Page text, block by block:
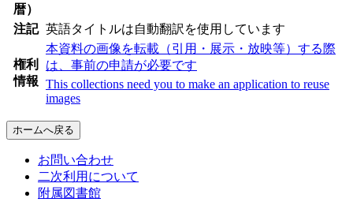
暦）
注記 英語タイトルは自動翻訳を使用しています
権利
情報
本資料の画像を転載（引用・展示・放映等）する際
は、事前の申請が必要です
This collections need you to make an application to reuse
images
ホームへ戻る
お問い合わせ
二次利用について
附属図書館